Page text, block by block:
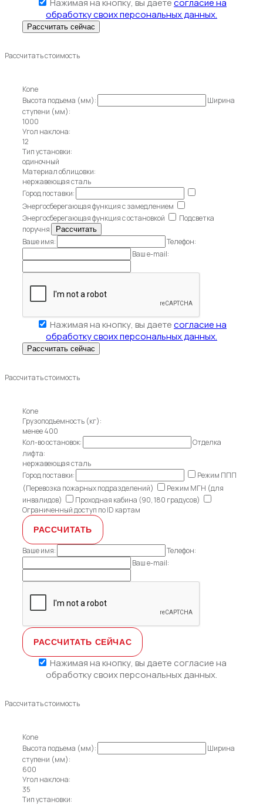
обработку своих персональных данных.
Рассчитать стоимость
Kone
Высота подъема (мм):
Ширина
ступени (мм):
1000
Угол наклона:
12
Тип установки:
одиночный
Материал облицовки:
нержавеющая сталь
Город поставки:
Энергосберегающая функция с замедлением
Энергосберегающая функция с остановкой
Подсветка
поручня
Ваше имя:
Телефон:
Ваш e-mail:
Нажимая на кнопку, вы даетесогласие на
обработку своих персональных данных.
Рассчитать стоимость
Kone
Грузоподъемность (кг):
менее 400
Кол-во остановок:
Отделка
лифта:
нержавеющая сталь
Город поставки:
Режим ППП
(Перевозка пожарных подразделений)
Режим МГН (для
инвалидов)
Проходная кабина (90, 180 градусов)
Ограниченный доступ по ID картам
Ваше имя:
Телефон:
Ваш e-mail:
Нажимая на кнопку, вы даете согласие на
обработку своих персональных данных.
Рассчитать стоимость
Kone
Высота подъема (мм):
Ширина
ступени (мм):
600
Угол наклона:
35
Тип установки: